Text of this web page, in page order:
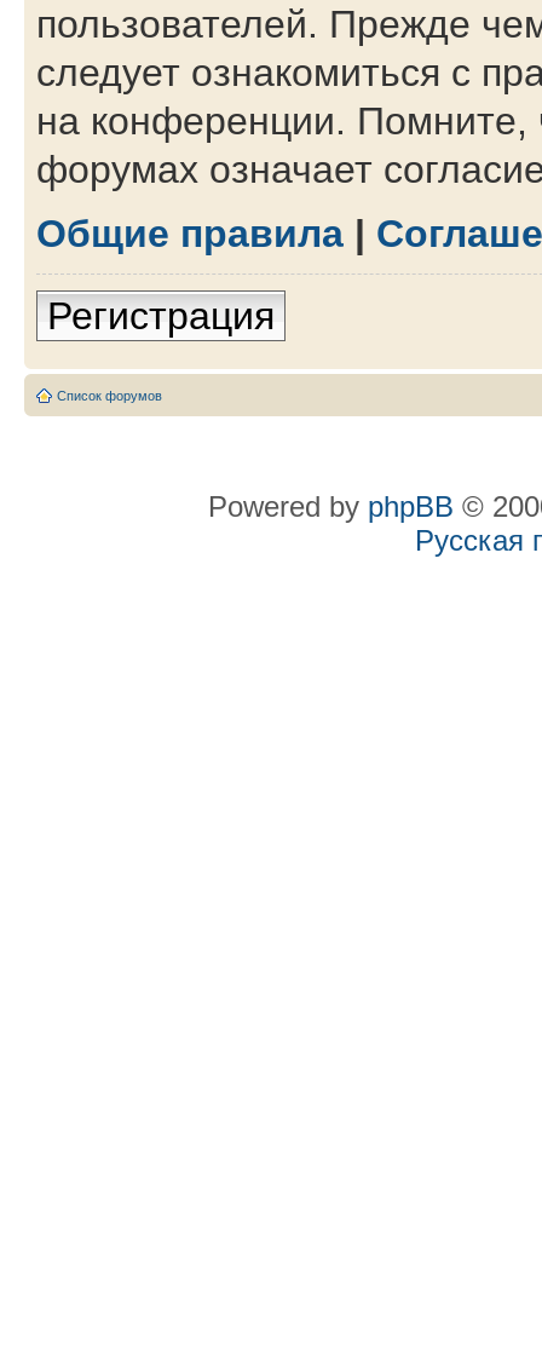
пользователей. Прежде
следует ознакомиться с
на конференции. Помните,
форумах означает
Общие правила |
Регистрация
Список форумов
Powered by phpBB ©
Русская